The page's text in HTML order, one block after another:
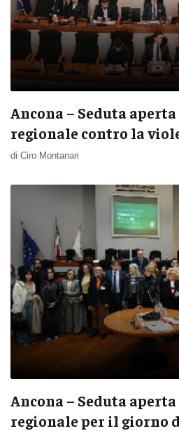
Ancona – Seduta
regionale contro la
di Ciro Montanari
Ancona – Seduta
regionale per il giorno